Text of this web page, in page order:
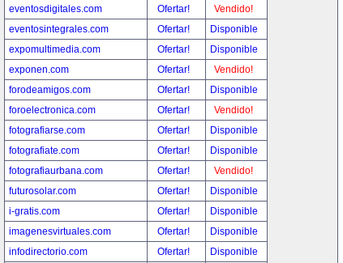
eventosdigitales.com
Ofertar!
Vendido!
eventosintegrales.com
Ofertar!
Disponible
expomultimedia.com
Ofertar!
Disponible
exponen.com
Ofertar!
Vendido!
forodeamigos.com
Ofertar!
Disponible
foroelectronica.com
Ofertar!
Vendido!
fotografiarse.com
Ofertar!
Disponible
fotografiate.com
Ofertar!
Disponible
fotografiaurbana.com
Ofertar!
Vendido!
futurosolar.com
Ofertar!
Disponible
i-gratis.com
Ofertar!
Disponible
imagenesvirtuales.com
Ofertar!
Disponible
infodirectorio.com
Ofertar!
Disponible